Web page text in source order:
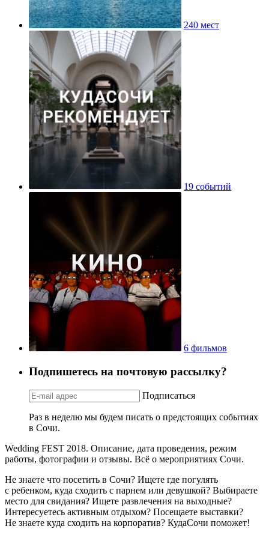
240 мест
19 событий
6 фильмов
Подпишетесь на почтовую рассылку?
Подписаться
Раз в неделю мы будем писать о предстоящих событиях
в Сочи.
Wedding FEST 2018. Описание, дата проведения, режим
работы, фотографии и отзывы. Всё о мероприятиях Сочи.
Не знаете что посетить в Сочи? Ищете где погулять
с ребенком, куда сходить с парнем или девушкой? Выбираете
место для свидания? Ищете развлечения на выходные?
Интересуетесь активным отдыхом? Посещаете выставки?
Не знаете куда сходить на корпоратив? КудаСочи поможет!